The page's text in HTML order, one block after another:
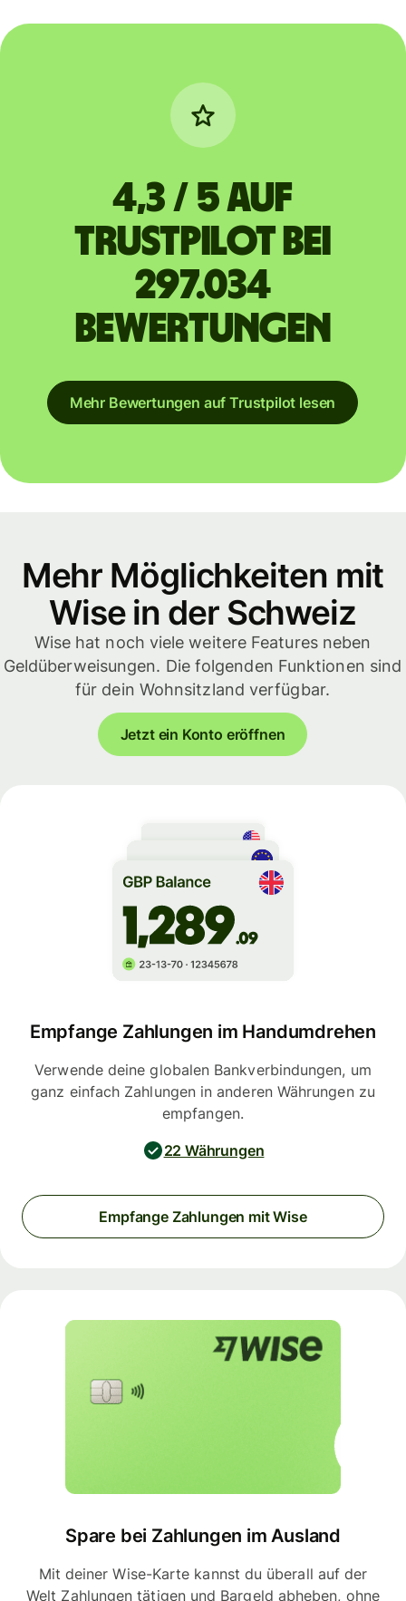
4,3 / 5 auf
Trustpilot bei
297.034
Bewertungen
Mehr Bewertungen auf Trustpilot lesen
Mehr Möglichkeiten mit
Wise in der Schweiz
Wise hat noch viele weitere Features neben
Geldüberweisungen. Die folgenden Funktionen sind
für dein Wohnsitzland verfügbar.
Jetzt ein Konto eröffnen
Empfange Zahlungen im Handumdrehen
Verwende deine globalen Bankverbindungen, um
ganz einfach Zahlungen in anderen Währungen zu
empfangen.
22 Währungen
Empfange Zahlungen mit Wise
Spare bei Zahlungen im Ausland
Mit deiner Wise-Karte kannst du überall auf der
Welt Zahlungen tätigen und Bargeld abheben, ohne